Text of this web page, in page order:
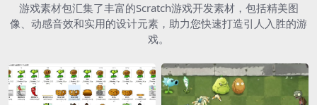
游戏素材包汇集了丰富的Scratch游戏开发素材，包括精美图
像、动感音效和实用的设计元素，助力您快速打造引人入胜的游
戏。